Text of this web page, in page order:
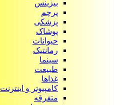
بیزینس
پرچم
پزشکی
پوشاک
حیوانات
رمانتیک
سینما
طبیعت
غذاها
کامپیوتر و اینترنت
متفرقه